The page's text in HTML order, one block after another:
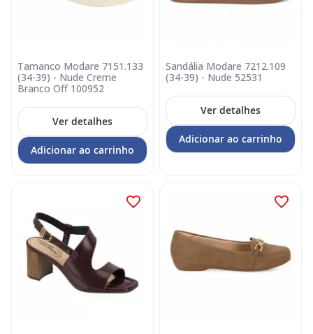
Tamanco Modare 7151.133
(34-39) - Nude Creme
Branco Off 100952
Ver detalhes
Adicionar ao carrinho
Sandália Modare 7212.109
(34-39) - Nude 52531
Ver detalhes
Adicionar ao carrinho